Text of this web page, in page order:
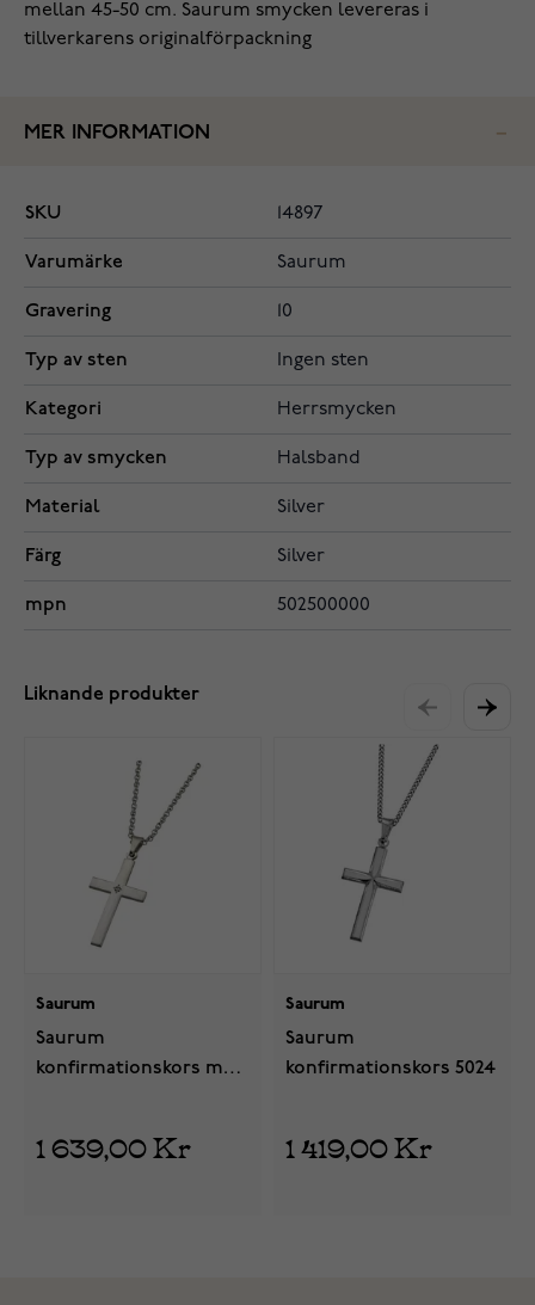
mellan 45-50 cm. Saurum smycken levereras i
tillverkarens originalförpackning
MER INFORMATION
SKU 14897
Varumärke Saurum
Gravering 10
Typ av sten Ingen sten
Kategori Herrsmycken
Typ av smycken Halsband
Material Silver
Färg Silver
mpn 502500000
Liknande produkter
Saurum
Saurum
konfirmationskors med
1 639,00 Kr
Saurum
Saurum
konfirmationskors 5024
1 419,00 Kr